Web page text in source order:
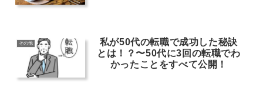
その他
私が50代の転職で成功した秘訣
とは！？〜50代に3回の転職でわ
かったことをすべて公開！